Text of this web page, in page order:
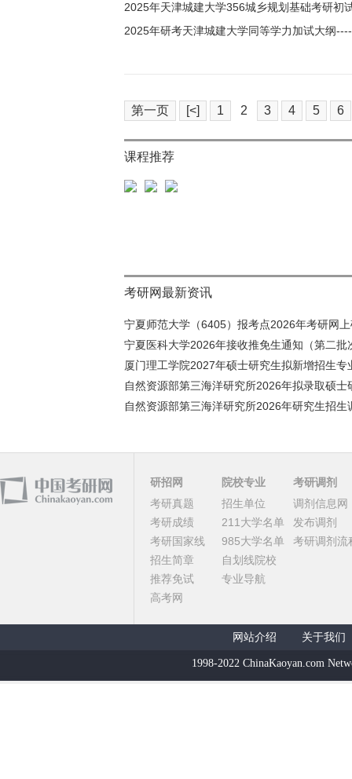
2025年天津城建大学356城乡规划基础考研初
2025年研考天津城建大学同等学力加试大纲
第一页 [<] 1 2 3 4 5 6
课程推荐
考研网最新资讯
宁夏师范大学（6405）报考点2026年考研网
宁夏医科大学2026年接收推免生通知（第二批
厦门理工学院2027年硕士研究生拟新增招生专
自然资源部第三海洋研究所2026年拟录取硕士
自然资源部第三海洋研究所2026年研究生招生
研招网
考研真题
考研成绩
考研国家线
招生简章
推荐免试
高考网
院校专业
招生单位
211大学名单
985大学名单
自划线院校
专业导航
考研调剂
调剂信息网
发布调剂
考研调剂流
网站介绍 关于我们
1998-2022 ChinaKaoyan.com